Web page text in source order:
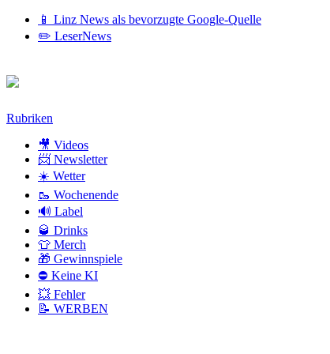
📱 Linz News als bevorzugte Google-Quelle
✏️ LeserNews
Zum
Rubriken
🎥 Videos
📨 Newsletter
☀️ Wetter
🥾 Wochenende
🔊 Label
🥃 Drinks
👕 Merch
🎁 Gewinnspiele
⛔ Keine KI
💥 Fehler
📝 WERBEN